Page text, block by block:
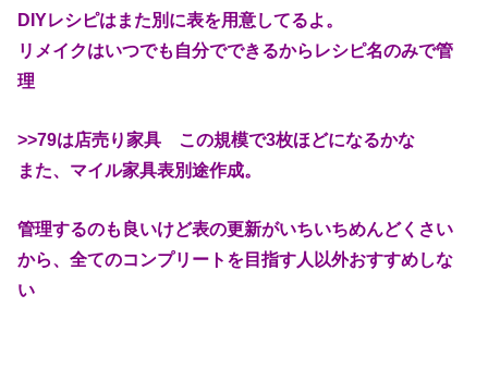
DIYレシピはまた別に表を用意してるよ。
リメイクはいつでも自分でできるからレシピ名のみで管
理
>>79は店売り家具 この規模で3枚ほどになるかな
また、マイル家具表別途作成。
管理するのも良いけど表の更新がいちいちめんどくさい
から、全てのコンプリートを目指す人以外おすすめしな
い